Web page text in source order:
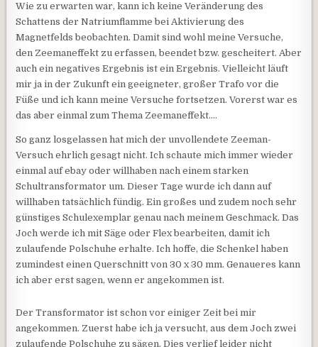
Wie zu erwarten war, kann ich keine Veränderung des
Schattens der Natriumflamme bei Aktivierung des
Magnetfelds beobachten. Damit sind wohl meine Versuche,
den Zeemaneffekt zu erfassen, beendet bzw. gescheitert. Aber
auch ein negatives Ergebnis ist ein Ergebnis. Vielleicht läuft
mir ja in der Zukunft ein geeigneter, großer Trafo vor die
Füße und ich kann meine Versuche fortsetzen. Vorerst war es
das aber einmal zum Thema Zeemaneffekt….
So ganz losgelassen hat mich der unvollendete Zeeman-
Versuch ehrlich gesagt nicht. Ich schaute mich immer wieder
einmal auf ebay oder willhaben nach einem starken
Schultransformator um. Dieser Tage wurde ich dann auf
willhaben tatsächlich fündig. Ein großes und zudem noch sehr
günstiges Schulexemplar genau nach meinem Geschmack. Das
Joch werde ich mit Säge oder Flex bearbeiten, damit ich
zulaufende Polschuhe erhalte. Ich hoffe, die Schenkel haben
zumindest einen Querschnitt von 30 x 30 mm. Genaueres kann
ich aber erst sagen, wenn er angekommen ist.
Der Transformator ist schon vor einiger Zeit bei mir
angekommen. Zuerst habe ich ja versucht, aus dem Joch zwei
zulaufende Polschuhe zu sägen. Dies verlief leider nicht